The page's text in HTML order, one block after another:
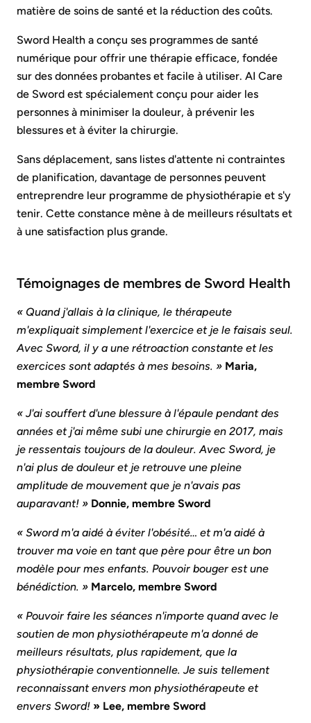
matière de soins de santé et la réduction des coûts.
Sword Health a conçu ses programmes de santé
numérique pour offrir une thérapie efficace, fondée
sur des données probantes et facile à utiliser. AI Care
de Sword est spécialement conçu pour aider les
personnes à minimiser la douleur, à prévenir les
blessures et à éviter la chirurgie.
Sans déplacement, sans listes d'attente ni contraintes
de planification, davantage de personnes peuvent
entreprendre leur programme de physiothérapie et s'y
tenir. Cette constance mène à de meilleurs résultats et
à une satisfaction plus grande.
Témoignages de membres de Sword Health
« Quand j'allais à la clinique, le thérapeute
m'expliquait simplement l'exercice et je le faisais seul.
Avec Sword, il y a une rétroaction constante et les
exercices sont adaptés à mes besoins. » Maria,
membre Sword
« J'ai souffert d'une blessure à l'épaule pendant des
années et j'ai même subi une chirurgie en 2017, mais
je ressentais toujours de la douleur. Avec Sword, je
n'ai plus de douleur et je retrouve une pleine
amplitude de mouvement que je n'avais pas
auparavant! » Donnie, membre Sword
« Sword m'a aidé à éviter l'obésité… et m'a aidé à
trouver ma voie en tant que père pour être un bon
modèle pour mes enfants. Pouvoir bouger est une
bénédiction. » Marcelo, membre Sword
« Pouvoir faire les séances n'importe quand avec le
soutien de mon physiothérapeute m'a donné de
meilleurs résultats, plus rapidement, que la
physiothérapie conventionnelle. Je suis tellement
reconnaissant envers mon physiothérapeute et
envers Sword! » Lee, membre Sword